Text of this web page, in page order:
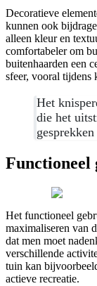
Decoratieve
kunnen ook
alleen kleur en
comfortabeler om
buitenhaarden een
sfeer, vooral tijdens
Het
die het
Functioneel
Het functioneel
maximaliseren van
dat men moet
verschillende
tuin kan
actieve recreatie.